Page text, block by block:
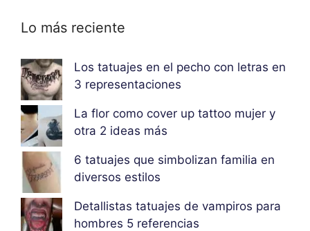
Lo más reciente
Los tatuajes en el pecho con letras en
3 representaciones
La flor como cover up tattoo mujer y
otra 2 ideas más
6 tatuajes que simbolizan familia en
diversos estilos
Detallistas tatuajes de vampiros para
hombres 5 referencias